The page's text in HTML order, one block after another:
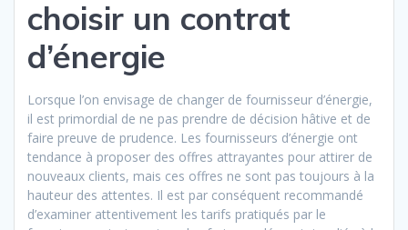
choisir un contrat
d’énergie
Lorsque l’on envisage de changer de fournisseur d’énergie,
il est primordial de ne pas prendre de décision hâtive et de
faire preuve de prudence. Les fournisseurs d’énergie ont
tendance à proposer des offres attrayantes pour attirer de
nouveaux clients, mais ces offres ne sont pas toujours à la
hauteur des attentes. Il est par conséquent recommandé
d’examiner attentivement les tarifs pratiqués par le